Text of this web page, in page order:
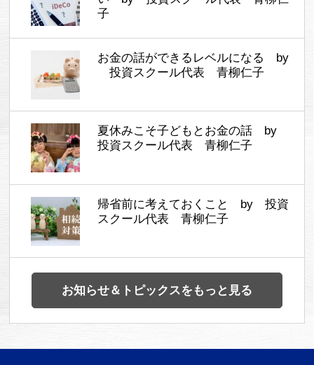
子
お金の話ができるレベルになる by
投資スクール代表 青柳仁子
夏休みこそ子どもとお金の話 by
投資スクール代表 青柳仁子
帰省前に考えておくこと by 投資
スクール代表 青柳仁子
お知らせ＆トピックスをもっと見る